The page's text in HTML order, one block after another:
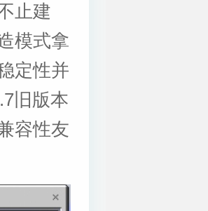
止建
模式拿
定性并
旧版本
容性友